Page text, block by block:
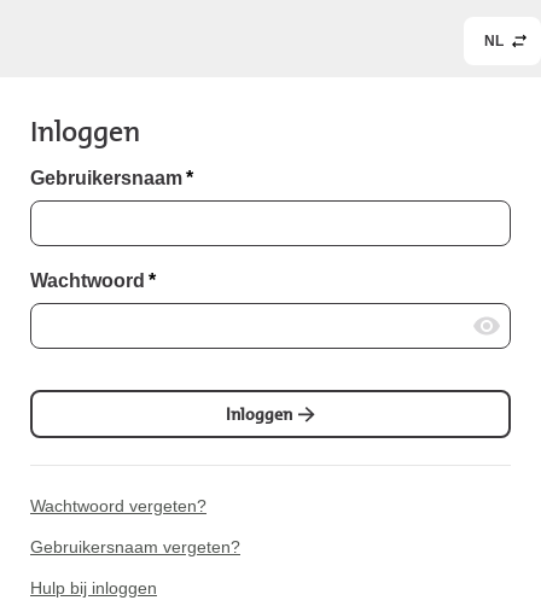
NL
Inloggen
Gebruikersnaam*
Wachtwoord *
Inloggen
Wachtwoord vergeten?
Gebruikersnaam vergeten?
Hulp bij inloggen